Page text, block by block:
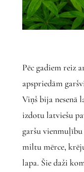
Pēc gadiem reiz
apspriedām
Viņš bija nesenā
izdotu latviešu
garšu
miltu mērce,
lapa. Šie daži